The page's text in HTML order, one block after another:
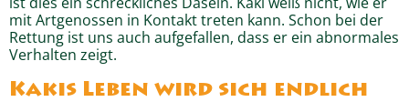
mit Artgenossen in Kontakt treten kann. Schon bei der
Rettung ist uns auch aufgefallen, dass er ein abnormales
Verhalten zeigt.
Kakis Leben wird sich endlich